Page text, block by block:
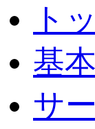
ト
基
サ